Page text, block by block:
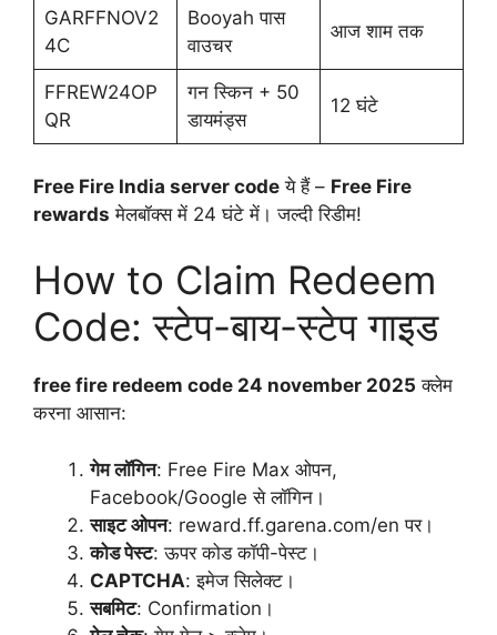
GARFFNOV2
4C
Booyah पास
वाउचर
आज शाम तक
FFREW24OP
QR
गन स्किन + 50
डायमंड्स
12 घंटे
Free Fire India server code ये हैं – Free Fire
rewards मेलबॉक्स में 24 घंटे में। जल्दी रिडीम!
How to Claim Redeem
Code: स्टेप-बाय-स्टेप गाइड
free fire redeem code 24 november 2025 क्लेम
करना आसान:
गेम लॉगिन: Free Fire Max ओपन,
Facebook/Google से लॉगिन।
साइट ओपन: reward.ff.garena.com/en पर।
कोड पेस्ट: ऊपर कोड कॉपी-पेस्ट।
CAPTCHA: इमेज सिलेक्ट।
सबमिट: Confirmation।